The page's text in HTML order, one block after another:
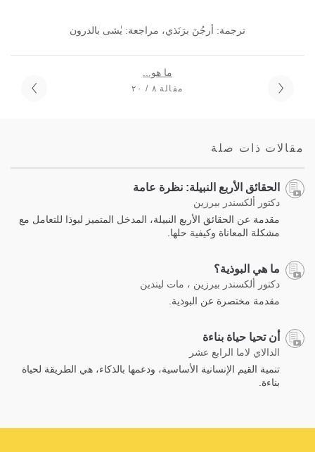
ترجمة: أرجُنَ برَنَذي، مراجعة: يٰشى بالدرون
ما هو...
مقالة ٨ / ٢٠
مقالات ذات صلة
الحقائق الأربع النبيلة: نظرة عامة
دكتور ألكسندر بيرزين
مقدمة عن الحقائق الأربع النبيلة، المدخل المتميز لبوذا للتعامل مع
مشكلة المعاناة وكيفية حلها.
ما هي البوذية؟
دكتور ألكسندر بيرزين ، مات ليندين
مقدمة مختصرة عن البوذية.
أن تحيا حياة بناءة
الدالاي لاما الرابع عشر
تنمية القيم الإنسانية الأساسية، ودعمها بالذكاء، هي الطريقة لحياة
بناءة.